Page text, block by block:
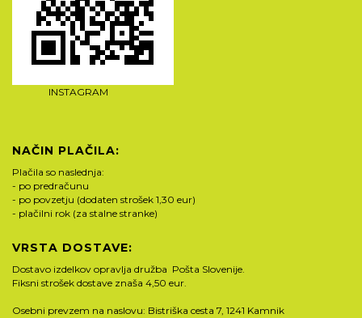
INSTAGRAM
NAČIN PLAČILA:
Plačila so naslednja:
- po predračunu
- po povzetju (dodaten strošek 1,30 eur)
- plačilni rok (za stalne stranke)
VRSTA DOSTAVE:
Dostavo izdelkov opravlja družba Pošta Slovenije.
Fiksni strošek dostave znaša 4,50 eur.
Osebni prevzem na naslovu: Bistriška cesta 7, 1241 Kamnik